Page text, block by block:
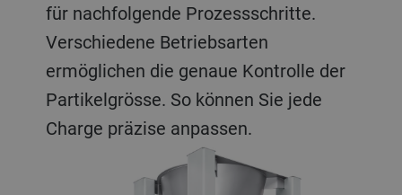
für nachfolgende Prozessschritte.
Verschiedene Betriebsarten
ermöglichen die genaue Kontrolle der
Partikelgrösse. So können Sie jede
Charge präzise anpassen.